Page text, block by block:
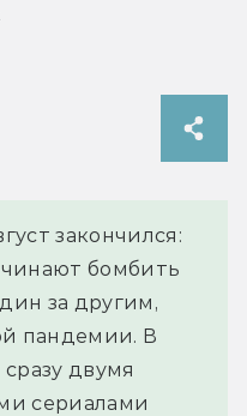
закончился:
бомбить
за другим,
пандемии. В
двумя
сериалами